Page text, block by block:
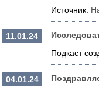
Источник:
11.01.24
Подкаст
04.01.24